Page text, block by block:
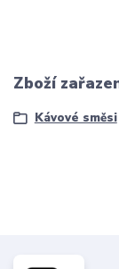
Zboží
Kávové směsi